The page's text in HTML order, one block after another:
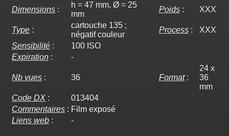
Dimensions :
h = 47 mm, Ø = 25
mm
Poids : XXX
Type :
cartouche 135 ;
négatif couleur
Process :
XXX
Sensibilité :
100 ISO
Expiration : -
Nb vues : 36 Format:
24 x
36
mm
Code DX :
013404
Commentaires : Film exposé
Liens web : -